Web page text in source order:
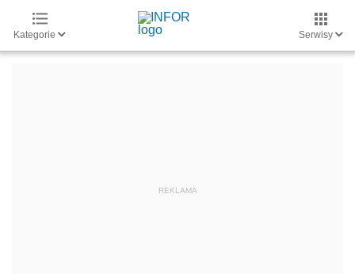
Kategorie Serwisy